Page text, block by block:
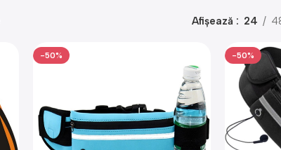
Afișează 24
-50% -50%